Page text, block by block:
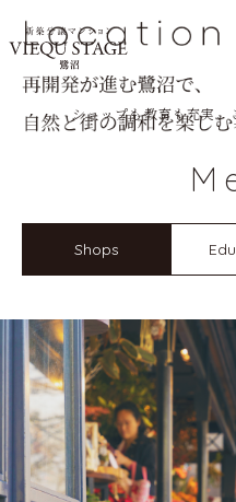
ショップも教育も充実、
Shops